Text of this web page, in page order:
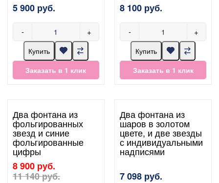
5 900 руб.
- +
Купить
Заказать в 1 клик
8 100 руб.
- +
Купить
Заказать в 1 клик
Два фонтана из
фольгированных
звезд и синие
фольгированные
цифры
8 900 руб.
11 140 руб.
Два фонтана из
шаров в золотом
цвете, и две звезды
с индивидуальными
надписями
7 098 руб.